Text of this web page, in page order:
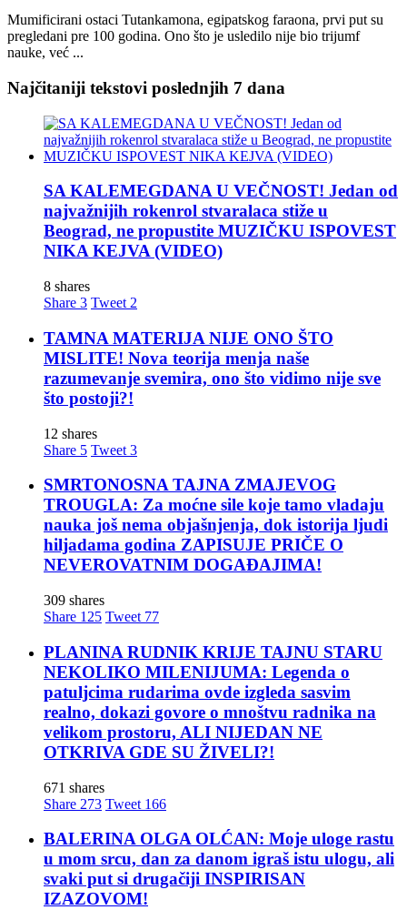
Mumificirani ostaci Tutankamona, egipatskog faraona, prvi put su
pregledani pre 100 godina. Ono što je usledilo nije bio trijumf
nauke, već ...
Najčitaniji tekstovi poslednjih 7 dana
SA KALEMEGDANA U VEČNOST! Jedan od
najvažnijih rokenrol stvaralaca stiže u
Beograd, ne propustite MUZIČKU ISPOVEST
NIKA KEJVA (VIDEO)
8 shares
Share 3 Tweet 2
TAMNA MATERIJA NIJE ONO ŠTO
MISLITE! Nova teorija menja naše
razumevanje svemira, ono što vidimo nije sve
što postoji?!
12 shares
Share 5 Tweet 3
SMRTONOSNA TAJNA ZMAJEVOG
TROUGLA: Za moćne sile koje tamo vladaju
nauka još nema objašnjenja, dok istorija ljudi
hiljadama godina ZAPISUJE PRIČE O
NEVEROVATNIM DOGAĐAJIMA!
309 shares
Share 125 Tweet 77
PLANINA RUDNIK KRIJE TAJNU STARU
NEKOLIKO MILENIJUMA: Legenda o
patuljcima rudarima ovde izgleda sasvim
realno, dokazi govore o mnoštvu radnika na
velikom prostoru, ALI NIJEDAN NE
OTKRIVA GDE SU ŽIVELI?!
671 shares
Share 273 Tweet 166
BALERINA OLGA OLĆAN: Moje uloge rastu
u mom srcu, dan za danom igraš istu ulogu, ali
svaki put si drugačiji INSPIRISAN
IZAZOVOM!